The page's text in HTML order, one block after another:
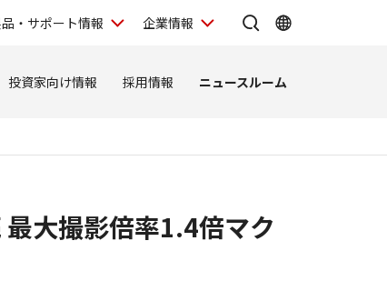
・サポート情報 企業情報
投資家向け情報 採用情報 ニュースルーム
大撮影倍率1.4倍マク